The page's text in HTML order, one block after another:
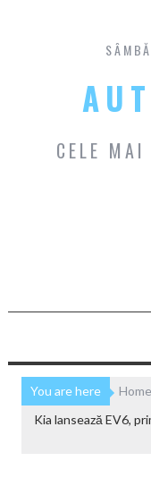
CELE
You are here Home
Kia lansează EV6,